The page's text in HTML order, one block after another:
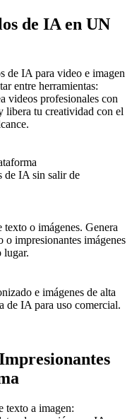
de IA en UN
de IA para video e imagen
entre herramientas:
videos profesionales con
libera tu creatividad con el
de IA sin salir de
texto o imágenes. Genera
impresionantes imágenes
lugar.
e imágenes de alta
de IA para uso comercial.
texto a imagen: